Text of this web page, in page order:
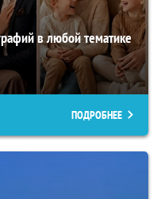
в любой тематике
ПОДРОБНЕЕ